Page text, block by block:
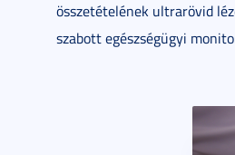
összetételének ultrarövid
szabott egészségügyi